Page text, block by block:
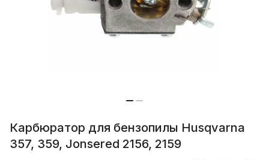
Карбюратор для бензопилы Husqvarna
357, 359, Jonsered 2156, 2159